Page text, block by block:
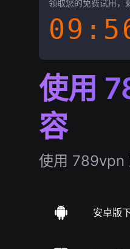
领取您的免费试用，
使用
容
使用 789vpn
安卓版